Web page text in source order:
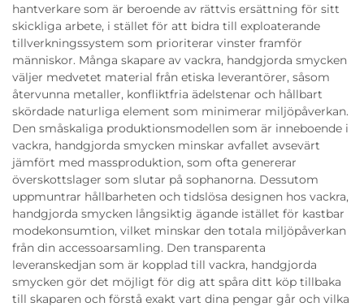
hantverkare som är beroende av rättvis ersättning för sitt
skickliga arbete, i stället för att bidra till exploaterande
tillverkningssystem som prioriterar vinster framför
människor. Många skapare av vackra, handgjorda smycken
väljer medvetet material från etiska leverantörer, såsom
återvunna metaller, konfliktfria ädelstenar och hållbart
skördade naturliga element som minimerar miljöpåverkan.
Den småskaliga produktionsmodellen som är inneboende i
vackra, handgjorda smycken minskar avfallet avsevärt
jämfört med massproduktion, som ofta genererar
överskottslager som slutar på sophanorna. Dessutom
uppmuntrar hållbarheten och tidslösa designen hos vackra,
handgjorda smycken långsiktig ägande istället för kastbar
modekonsumtion, vilket minskar den totala miljöpåverkan
från din accessoarsamling. Den transparenta
leveranskedjan som är kopplad till vackra, handgjorda
smycken gör det möjligt för dig att spåra ditt köp tillbaka
till skaparen och förstå exakt vart dina pengar går och vilka